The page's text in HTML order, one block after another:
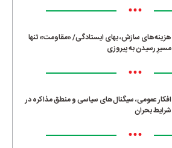
•••
هزینه‌های سازش، بهای ایستادگی/ «مقاومت» تنها
مسیرِ رسیدن به پیروزی
•••
افکار عمومی، سیگنال‌های سیاسی و منطق مذاکره در
شرایط بحران
•••